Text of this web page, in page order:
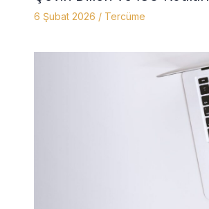
6 Şubat 2026 / Tercüme